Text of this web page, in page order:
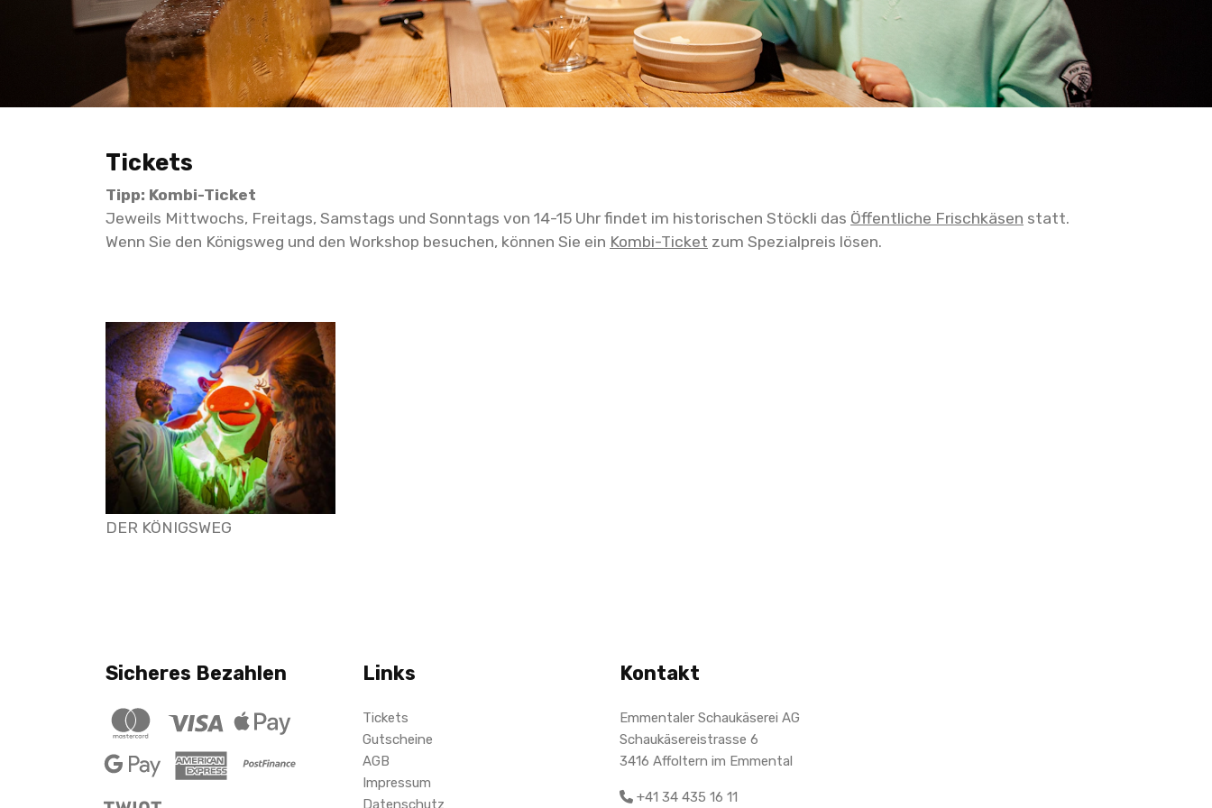
Tickets
Tipp: Kombi-Ticket
Jeweils Mittwochs, Freitags, Samstags und Sonntags von 14-15 Uhr findet im historischen Stöckli das Öffentliche Frischkäsen statt.
Wenn Sie den Königsweg und den Workshop besuchen, können Sie ein Kombi-Ticket zum Spezialpreis lösen.
DER KÖNIGSWEG
Sicheres Bezahlen Links
Tickets
Gutscheine
AGB
Impressum
Kontakt
Emmentaler Schaukäserei AG
Schaukäsereistrasse 6
3416 Affoltern im Emmental
+41 34 435 16 11